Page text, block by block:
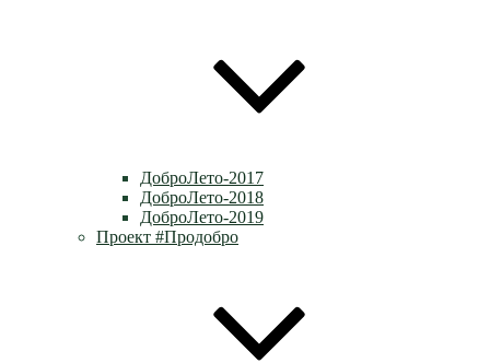
ДоброЛето-2017
ДоброЛето-2018
ДоброЛето-2019
Проект #Продобро